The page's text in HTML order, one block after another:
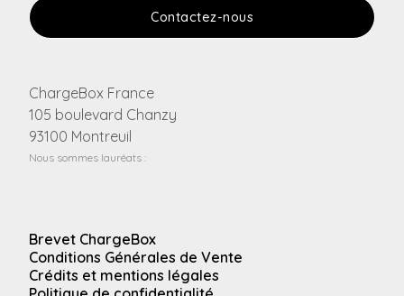
Contactez-nous
ChargeBox France
105 boulevard Chanzy
93100 Montreuil
Nous sommes lauréats :
Brevet ChargeBox
Conditions Générales de Vente
Crédits et mentions légales